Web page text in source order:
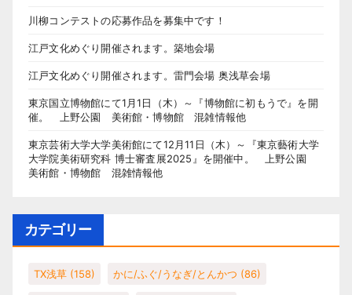
川柳コンテストの応募作品を募集中です！
江戸文化めぐり開催されます。築地会場
江戸文化めぐり開催されます。雷門会場 奥浅草会場
東京国立博物館にて1月1日（木）～『博物館に初もうで』を開
催。 上野公園 美術館・博物館 混雑情報他
東京芸術大学大学美術館にて12月11日（木）～『東京藝術大学
大学院美術研究科 博士審査展2025』を開催中。 上野公園
美術館・博物館 混雑情報他
カテゴリー
TX浅草 (158) かに/ふぐ/うなぎ/とんかつ (86)